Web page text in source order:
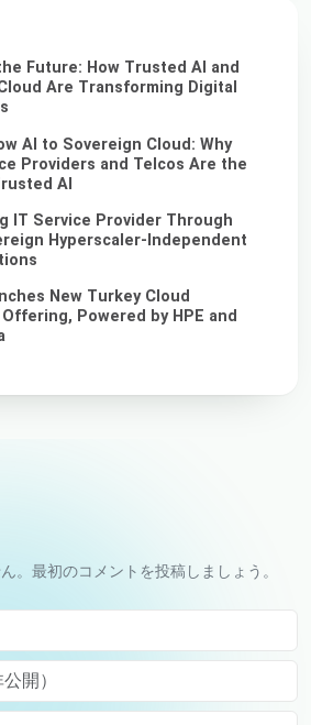
Future: How Trusted AI and
Are Transforming Digital
AI to Sovereign Cloud: Why
Providers and Telcos Are the
AI
IT Service Provider Through
Hyperscaler-Independent
New Turkey Cloud
Powered by HPE and
。最初のコメントを投稿しましょう。